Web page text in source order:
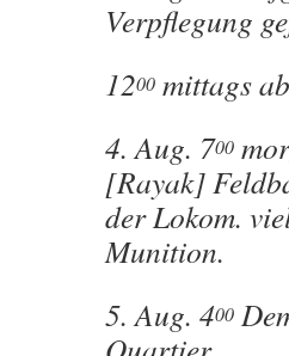
Verpflegung
1200 mittags
4. Aug. 700
[Rayak]
der Lokom.
Munition.
5. Aug. 400